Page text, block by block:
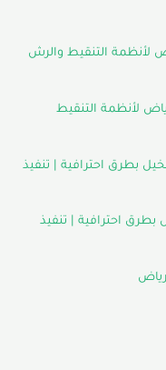
لأنظمة التنقيط والرش
لأنظمة التنقيط
بطرق احترافية | تنفيذ
احترافية | تنفيذ